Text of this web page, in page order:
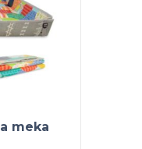
meka